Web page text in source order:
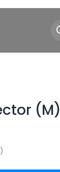
(M)